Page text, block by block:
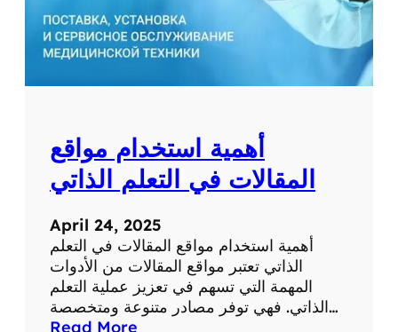
ي
ة
ل
خ
ي
ص
ا
ل
ع
ل
ا
أهمية استخدام مواقع
المقالات في التعلم الذاتي
April 24, 2025
أهمية استخدام مواقع المقالات في التعلم
الذاتي تعتبر مواقع المقالات من الأدوات
المهمة التي تسهم في تعزيز عملية التعلم
الذاتي. فهي توفر مصادر متنوعة ومتخصصة…
Read More